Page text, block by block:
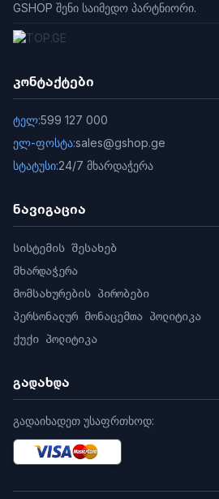
GSHOP შენი საიმედო პარტნიორი.
კონტაქტები
ტელ:599 127 000
ელ-ფოსტა:sales@gshop.ge
სტატუსი:24/7 მხარდაჭერა
ნავიგაცია
სისტემის შესახებ
მხარდაჭერა
მომსახურების პირობები
პერსონალურ მონაცემთა პოლიტიკა
ქუქი პოლიტიკა
გადახდა
გადაიხადეთ უსაფრთხოდ: